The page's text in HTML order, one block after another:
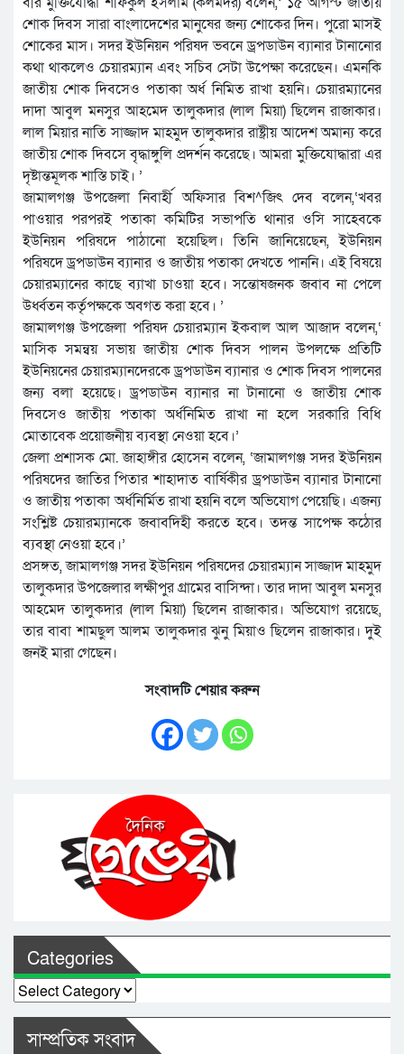
শোক দিবস সারা বাংলাদেশের মানুষের জন্য শোকের দিন। পুরো মাসই
শোকের মাস। সদর ইউনিয়ন পরিষদ ভবনে ড্রপডাউন ব্যানার টানানোর
কথা থাকলেও চেয়ারম্যান এবং সচিব সেটা উপেক্ষা করেছেন। এমনকি
জাতীয় শোক দিবসেও পতাকা অর্ধ নিমিত রাখা হয়নি। চেয়ারম্যানের
দাদা আবুল মনসুর আহমেদ তালুকদার (লাল মিয়া) ছিলেন রাজাকার।
লাল মিয়ার নাতি সাজ্জাদ মাহমুদ তালুকদার রাষ্ট্রীয় আদেশ অমান্য করে
জাতীয় শোক দিবসে বৃদ্ধাঙ্গুলি প্রদর্শন করেছে। আমরা মুক্তিযোদ্ধারা এর
দৃষ্টান্তমূলক শাস্তি চাই। ’
জামালগঞ্জ উপজেলা নিবার্হী অফিসার বিশ^জিৎ দেব বলেন,‘খবর
পাওয়ার পরপরই পতাকা কমিটির সভাপতি থানার ওসি সাহেবকে
ইউনিয়ন পরিষদে পাঠানো হয়েছিল। তিনি জানিয়েছেন, ইউনিয়ন
পরিষদে ড্রপডাউন ব্যানার ও জাতীয় পতাকা দেখতে পাননি। এই বিষয়ে
চেয়ারম্যানের কাছে ব্যাখা চাওয়া হবে। সন্তোষজনক জবাব না পেলে
উর্ধ্বতন কর্তৃপক্ষকে অবগত করা হবে। ’
জামালগঞ্জ উপজেলা পরিষদ চেয়ারম্যান ইকবাল আল আজাদ বলেন,‘
মাসিক সমন্বয় সভায় জাতীয় শোক দিবস পালন উপলক্ষে প্রতিটি
ইউনিয়নের চেয়ারম্যানদেরকে ড্রপডাউন ব্যানার ও শোক দিবস পালনের
জন্য বলা হয়েছে। ড্রপডাউন ব্যানার না টানানো ও জাতীয় শোক
দিবসেও জাতীয় পতাকা অর্ধনিমিত রাখা না হলে সরকারি বিধি
মোতাবেক প্রয়োজনীয় ব্যবস্থা নেওয়া হবে।’
জেলা প্রশাসক মো. জাহাঙ্গীর হোসেন বলেন, ‘জামালগঞ্জ সদর ইউনিয়ন
পরিষদের জাতির পিতার শাহাদাত বার্ষিকীর ড্রপডাউন ব্যানার টানানো
ও জাতীয় পতাকা অর্ধনির্মিত রাখা হয়নি বলে অভিযোগ পেয়েছি। এজন্য
সংশ্লিষ্ট চেয়ারম্যানকে জবাবদিহী করতে হবে। তদন্ত সাপেক্ষ কঠোর
ব্যবস্থা নেওয়া হবে।’
প্রসঙ্গত, জামালগঞ্জ সদর ইউনিয়ন পরিষদের চেয়ারম্যান সাজ্জাদ মাহমুদ
তালুকদার উপজেলার লক্ষীপুর গ্রামের বাসিন্দা। তার দাদা আবুল মনসুর
আহমেদ তালুকদার (লাল মিয়া) ছিলেন রাজাকার। অভিযোগ রয়েছে,
তার বাবা শামছুল আলম তালুকদার ঝুনু মিয়াও ছিলেন রাজাকার। দুই
জনই মারা গেছেন।
সংবাদটি শেয়ার করুন
Categories
Categories
সাম্প্রতিক সংবাদ